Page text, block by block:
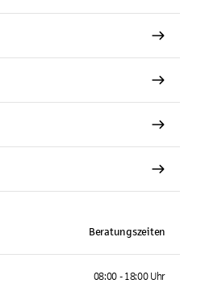
Beratungszeiten
08:00 - 18:00 Uhr